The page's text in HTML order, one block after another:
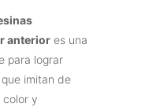
anterior es una
para lograr
imitan de
color y